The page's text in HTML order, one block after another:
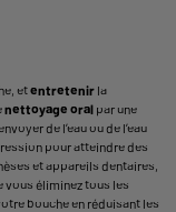
etentretenir la
nettoyage oral par une
de l’eau ou de l’eau
pour atteindre des
et appareils dentaires,
vous éliminez tous les
bouche en réduisant les